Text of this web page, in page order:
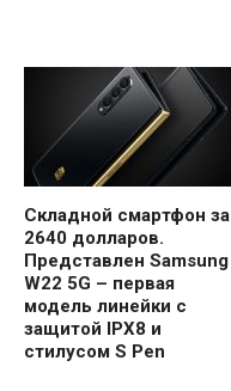
Складной смартфон за
2640 долларов.
Представлен Samsung
W22 5G – первая
модель линейки с
защитой IPX8 и
стилусом S Pen